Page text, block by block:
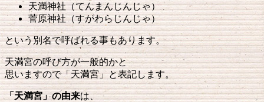
天満神社（てんまんじんじゃ）
菅原神社（すがわらじんじゃ）
という別名で呼ばれる事もあります。
天満宮の呼び方が一般的かと
思いますので「天満宮」と表記します。
「天満宮」の由来は、